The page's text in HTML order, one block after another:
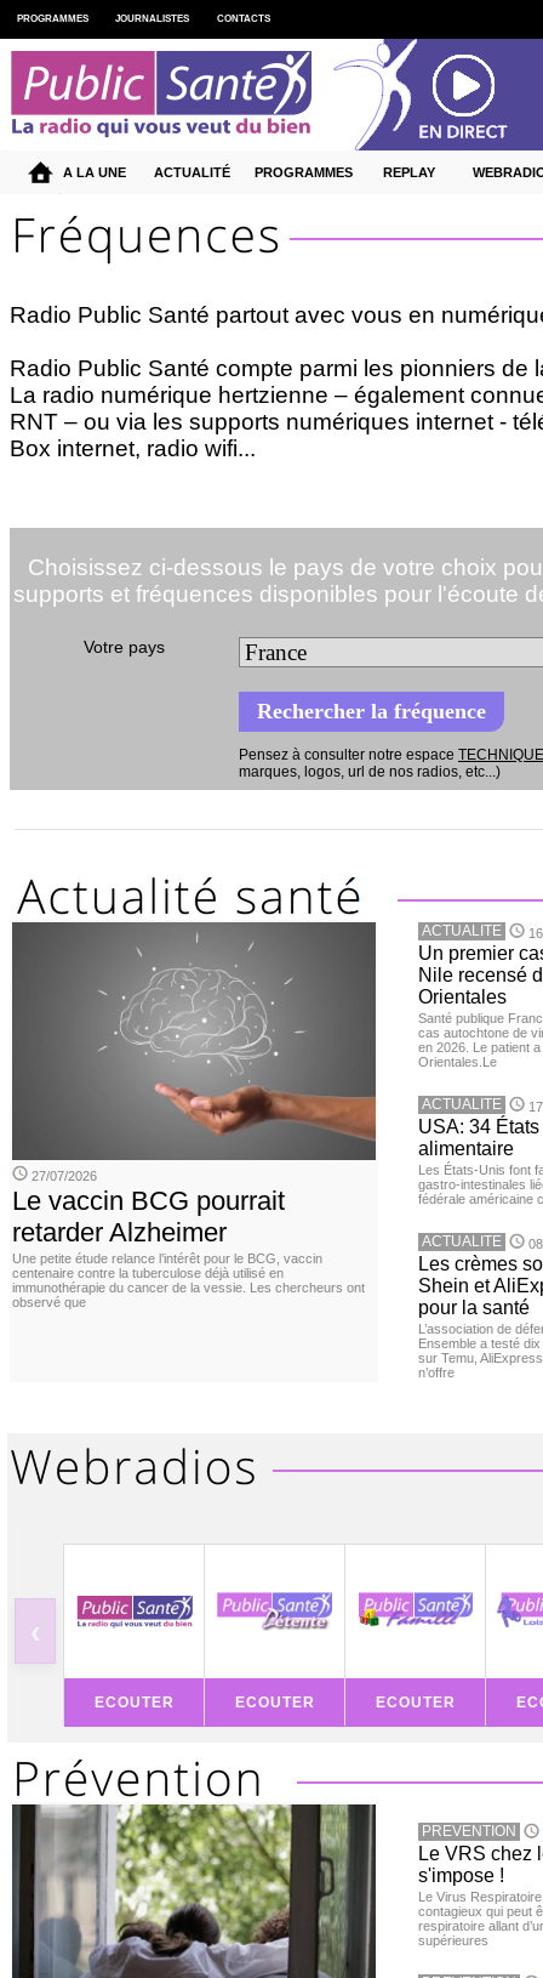
Radio Public Santé partout avec vous en
Radio Public Santé compte parmi les pionniers de
La radio numérique hertzienne – également
RNT – ou via les supports numériques internet -
Box internet, radio wifi...
Choisissez ci-dessous le pays de votre choix
supports et fréquences disponibles pour l'écoute
Votre pays
Pensez à consulter notre espace TECHNIQUE
marques, logos, url de nos radios, etc...)
27/07/2026
Le vaccin BCG pourrait
retarder Alzheimer
Une petite étude relance l’intérêt pour le BCG, vaccin
centenaire contre la tuberculose déjà utilisé en
immunothérapie du cancer de la vessie. Les chercheurs ont
observé que
ACTUALITE
Un premier
Nile recensé
Orientales
Santé publique
cas autochtone de
en 2026. Le patient
Orientales.Le
ACTUALITE
USA: 34
alimentaire
Les États-Unis font
gastro-intestinales
fédérale américaine
ACTUALITE
Les crèmes
Shein et
pour la santé
L’association de
Ensemble a testé
sur Temu,
n’offre
‹
ECOUTER ECOUTER ECOUTER
PREVENTION
Le VRS chez
s'impose !
Le Virus
contagieux qui peut
respiratoire allant
supérieures
PROGRAMMES JOURNALISTES CONTACTS
A LA UNE ACTUALITÉ PROGRAMMES REPLAY